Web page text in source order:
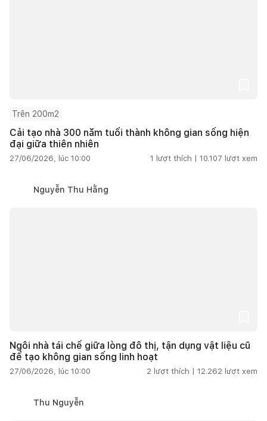
Trên 200m2
Cải tạo nhà 300 năm tuổi thành không gian sống hiện
đại giữa thiên nhiên
27/06/2026, lúc 10:00 1 lượt thích | 10.107 lượt xem
Nguyễn Thu Hằng
Ngôi nhà tái chế giữa lòng đô thị, tận dụng vật liệu cũ
để tạo không gian sống linh hoạt
27/06/2026, lúc 10:00 2 lượt thích | 12.262 lượt xem
Thu Nguyễn